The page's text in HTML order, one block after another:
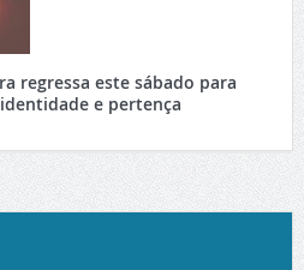
regressa este sábado para
e pertença